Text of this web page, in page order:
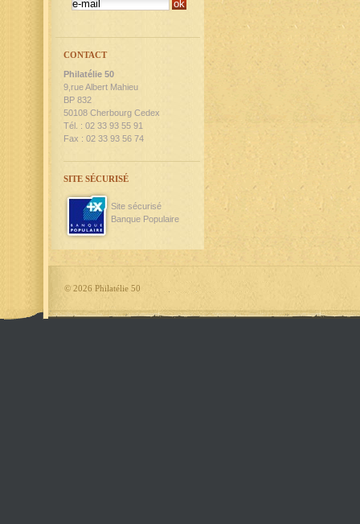
CONTACT
Philatélie 50
9,rue Albert Mahieu
BP 832
50108 Cherbourg Cedex
Tél. : 02 33 93 55 91
Fax : 02 33 93 56 74
SITE SÉCURISÉ
Site sécurisé
Banque Populaire
© 2026 Philatélie 50